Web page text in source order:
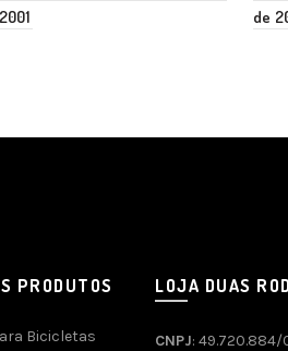
de
PRODUTOS
Bicicletas
LOJA DUAS
CNPJ: 49.720.884/